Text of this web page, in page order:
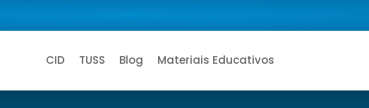
CID TUSS Blog Materiais Educativos